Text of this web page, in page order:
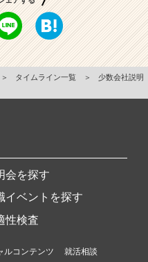
＞ タイムライン一覧 ＞
少数会社説明
会を探す
イベントを探す
性検査
ルコンテンツ
就活相談